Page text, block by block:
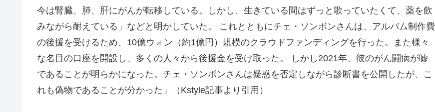
今は腎臓、肺、肝にがんが転移している。しかし、生きている間はずっと歌っていたくて、薬を飲
みながら耐えている」などと明かしていた。 これとともにチェ・ソンボンさんは、アルバム制作費
の後援を受けるため、10億ウォン（約1億円）規模のクラウドファンディングを行った。また様々
な名目の口座を開設し、多くの人々から後援金を受け取った。 しかし2021年、彼のがん闘病が嘘
であることが明らかになった。チェ・ソンボンさんは疑惑を否定しながら診断書を公開したが、こ
れも偽物であることが分かった」（Kstyle記事より引用）